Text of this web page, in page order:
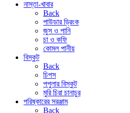
নাস্তা-খাবার
Back
পাউডার ড্রিংক
জুস ও পানি
চা ও কফি
কোমল পানীয়
বিস্কুট
Back
চিপস
পপুলার বিস্কুট
মুরি চিরা চানাচুর
পরিষ্কারের সরঞ্জাম
Back